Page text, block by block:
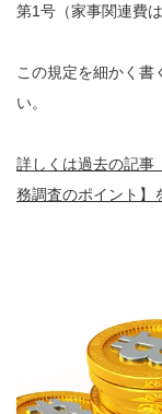
第1号（家事関連費
この規定を細かく書
い。
詳しくは過去の記事
務調査のポイント】